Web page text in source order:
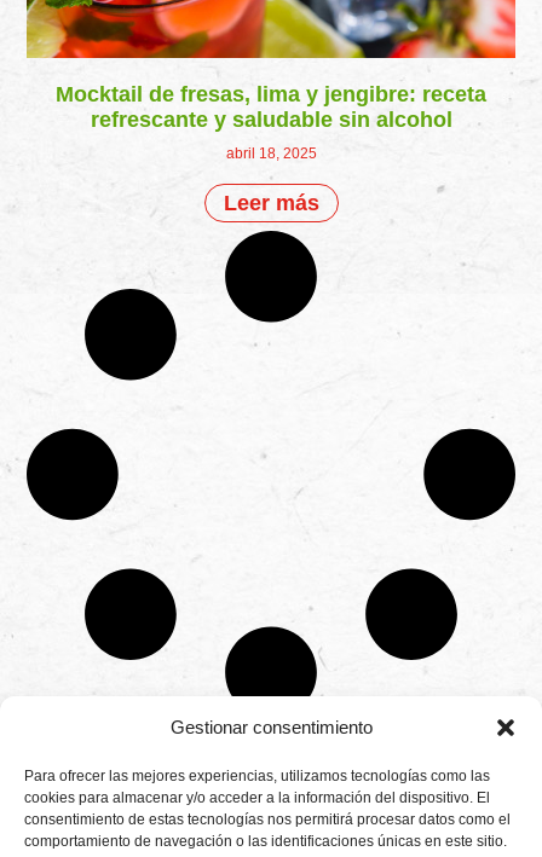
Gestionar consentimiento
Para ofrecer las mejores experiencias, utilizamos tecnologías como las
cookies para almacenar y/o acceder a la información del dispositivo. El
consentimiento de estas tecnologías nos permitirá procesar datos como el
comportamiento de navegación o las identificaciones únicas en este sitio.
Mocktail de fresas, lima y jengibre: receta
refrescante y saludable sin alcohol
abril 18, 2025
Leer más
Productores
de
fresas,
CONTÁCTANOS
Camino de
Montemayor s/n
21800 Moguer.
Huelva ESPAÑA.
Aviso legal
Política de
privacidad